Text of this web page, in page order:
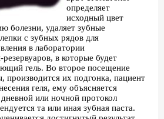
определяет
исходный цвет
болезни, удаляет зубные
с зубных рядов для
в лаборатории
в которые будет
гель. Во второе посещение
производится их подгонка, пациент
геля, ему объясняется
или ночной протокол
та или иная зубная паста.